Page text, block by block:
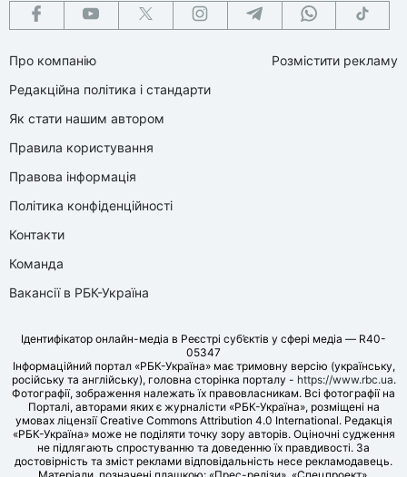
Про компанію
Редакційна політика і стандарти
Як стати нашим автором
Правила користування
Правова інформація
Політика конфіденційності
Контакти
Команда
Вакансії в РБК-Україна
Розмістити рекламу
Ідентифікатор онлайн-медіа в Реєстрі суб’єктів у сфері медіа — R40-
05347
Інформаційний портал «РБК-Україна» має тримовну версію (українську,
російську та англійську), головна сторінка порталу - https://www.rbc.ua.
Фотографії, зображення належать їх правовласникам. Всі фотографії на
Порталі, авторами яких є журналісти «РБК-Україна», розміщені на
умовах ліцензії Creative Commons Attribution 4.0 International. Редакція
«РБК-Україна» може не поділяти точку зору авторів. Оціночні судження
не підлягають спростуванню та доведенню їх правдивості. За
достовірність та зміст реклами відповідальність несе рекламодавець.